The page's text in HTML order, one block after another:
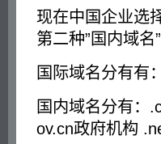
现在中国企业选
第二种”国内域名”
国际域名分有有
国内域名分有：
ov.cn政府机构